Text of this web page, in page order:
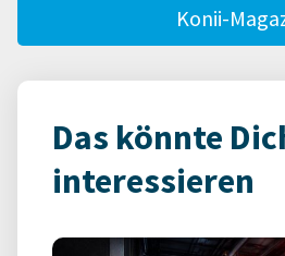
Konii-
Das könnte
interessieren